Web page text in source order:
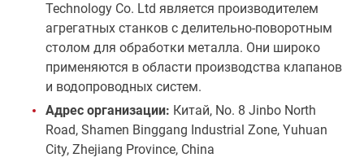
Technology Co. Ltd является производителем
агрегатных станков с делительно-поворотным
столом для обработки металла. Они широко
применяются в области производства клапанов
и водопроводных систем.
Адрес организации: Китай, No. 8 Jinbo North
Road, Shamen Binggang Industrial Zone, Yuhuan
City, Zhejiang Province, China